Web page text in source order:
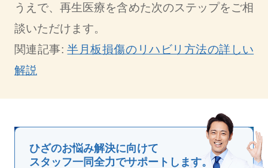
うえで、再生医療を含めた次のステップをご相
談いただけます。
関連記事:半月板損傷のリハビリ方法の詳しい
解説
ひざのお悩み解決に向けて
スタッフ一同全力でサポートします。